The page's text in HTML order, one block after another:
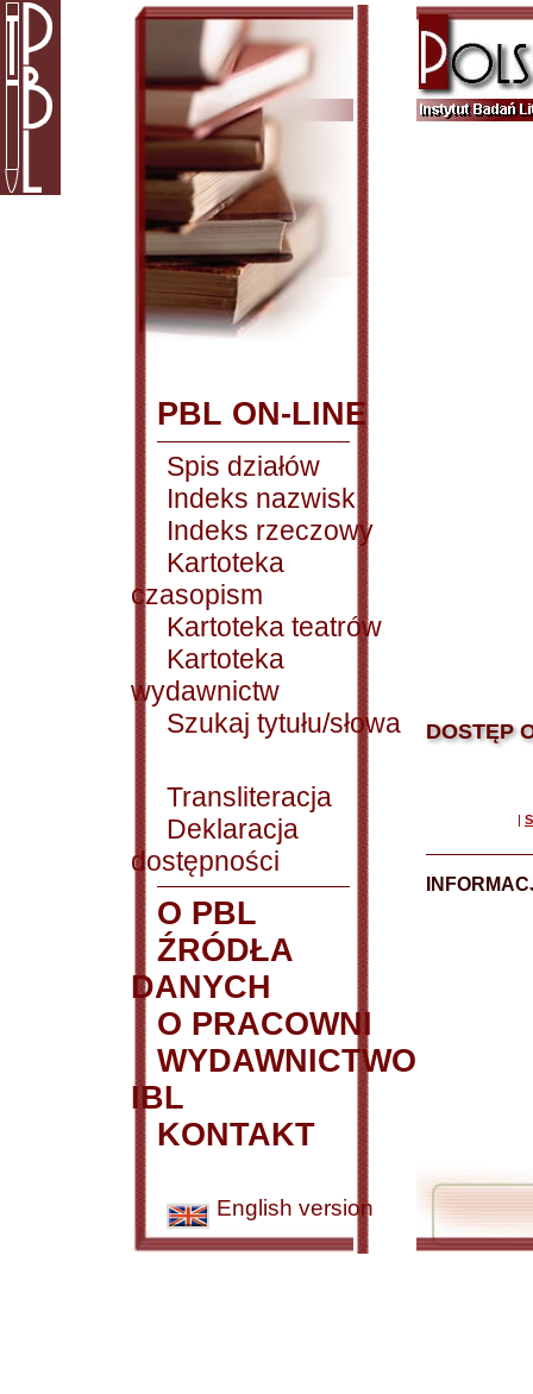
PBL ON-LINE
Spis działów
Indeks nazwisk
Indeks rzeczowy
Kartoteka
czasopism
Kartoteka teatrów
Kartoteka
wydawnictw
Szukaj tytułu/słowa
Transliteracja
Deklaracja
dostępności
O PBL
ŹRÓDŁA
DANYCH
O PRACOWNI
WYDAWNICTWO
IBL
KONTAKT
English version
DOSTĘP
|